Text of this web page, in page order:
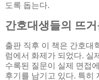
도록 돕는다.
간호대생들의 뜨
출판 직후 이 책은 간호대
럼에서 화제가 되었다. 실
수록된 질문이 실제 면접
후기를 남기고 있다. 특히